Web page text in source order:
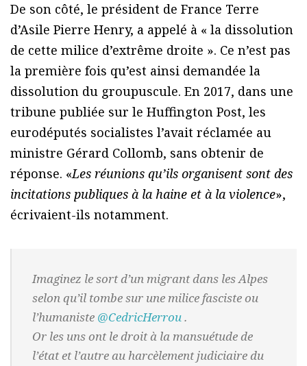
De son côté, le président de France Terre
d’Asile Pierre Henry, a appelé à « la dissolution
de cette milice d’extrême droite ». Ce n’est pas
la première fois qu’est ainsi demandée la
dissolution du groupuscule. En 2017, dans une
tribune publiée sur le Huffington Post, les
eurodéputés socialistes l’avait réclamée au
ministre Gérard Collomb, sans obtenir de
réponse. «Les réunions qu’ils organisent sont des
incitations publiques à la haine et à la violence»,
écrivaient-ils notamment.
Imaginez le sort d’un migrant dans les Alpes
selon qu’il tombe sur une milice fasciste ou
l’humaniste @CedricHerrou.
Or les uns ont le droit à la mansuétude de
l’état et l’autre au harcèlement judiciaire du